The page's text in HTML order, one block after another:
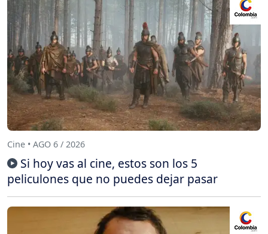
Cine • AGO 6 / 2026
Si hoy vas al cine, estos son los 5
peliculones que no puedes dejar pasar